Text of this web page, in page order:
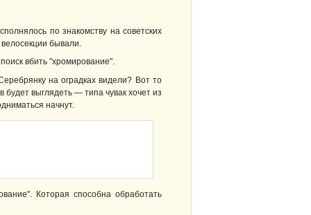
по знакомству на советских
бывали.
вбить "хромирование".
на оградках видели? Вот то
выглядеть — типа чувак хочет из
начнут.
Которая способна обработать